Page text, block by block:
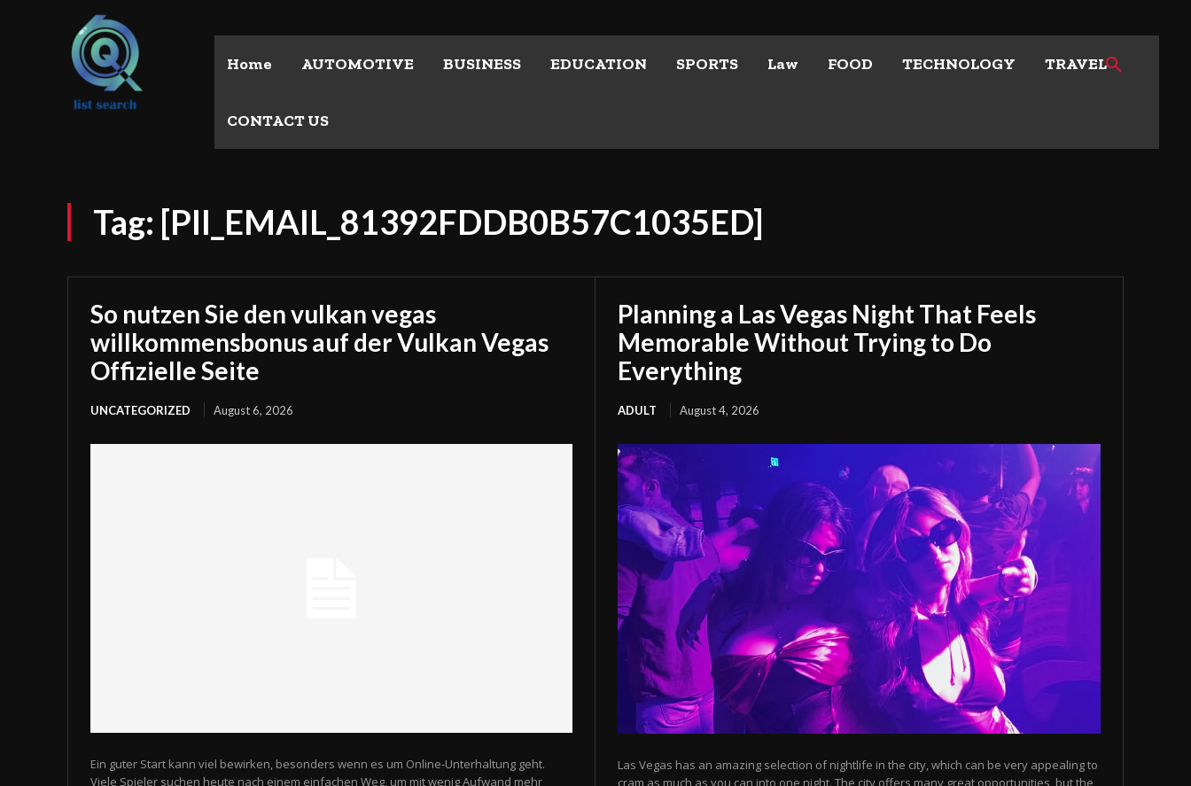
Home AUTOMOTIVE BUSINESS EDUCATION SPORTS Law FOOD TECHNOLOGY TRAVEL
CONTACT US
Tag: [PII_EMAIL_81392FDDB0B57C1035ED]
So nutzen Sie den vulkan vegas
willkommensbonus auf der Vulkan Vegas
Offizielle Seite
UNCATEGORIZED August 6, 2026
Ein guter Start kann viel bewirken, besonders wenn es um Online-Unterhaltung geht.
Viele Spieler suchen heute nach einem einfachen Weg, um mit wenig Aufwand mehr
Planning a Las Vegas Night That Feels
Memorable Without Trying to Do
Everything
ADULT August 4, 2026
Las Vegas has an amazing selection of nightlife in the city, which can be very appealing to
cram as much as you can into one night. The city offers many great opportunities, but the